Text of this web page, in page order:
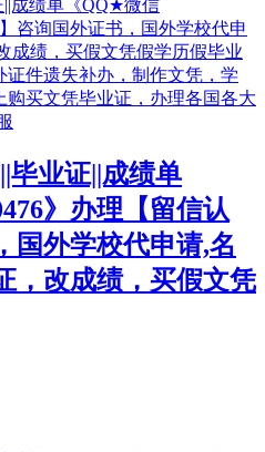
毕业证||成绩单
》办理【留信认
国外学校代申请,名
，改成绩，买假文凭